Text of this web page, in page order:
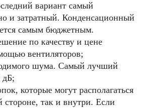
вариант самый
и затратный. Конденсационный
самым бюджетным.
по качеству и цене
вентиляторов;
шума. Самый лучший
дБ;
которые могут располагаться
стороне, так и внутри. Если